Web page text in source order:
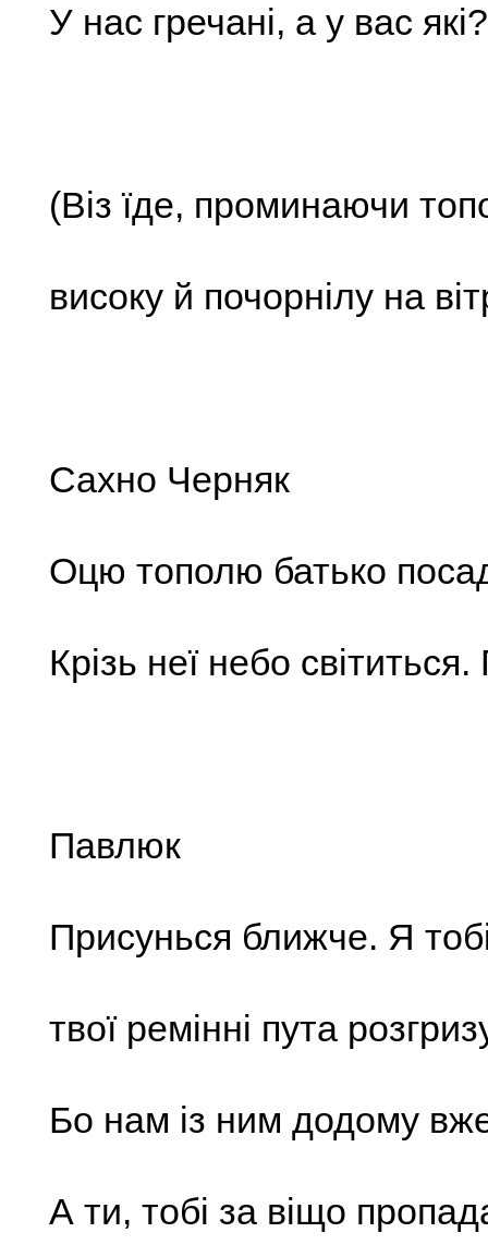
У нас гречані, а у вас які?
(Віз їде, проминаючи
високу й почорнілу на
Сахно Черняк
Оцю тополю батько
Крізь неї небо
Павлюк
Присунься ближче. Я
твої ремінні пута
Бо нам із ним додому
А ти, тобі за віщо